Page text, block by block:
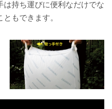
は持ち運びに便利なだけでな
もできます。